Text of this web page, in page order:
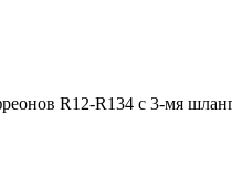
R12-R134 c 3-мя